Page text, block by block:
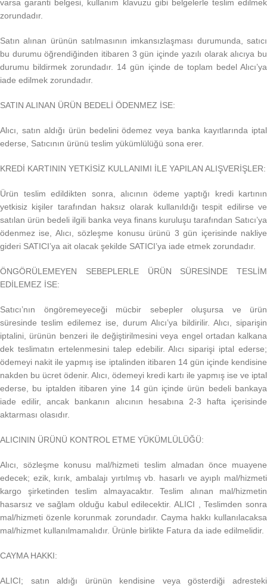
varsa garanti belgesi, kullanım klavuzu gibi belgelerle teslim edilmek
zorundadır.
Satın alınan ürünün satılmasının imkansızlaşması durumunda, satıcı
bu durumu öğrendiğinden itibaren 3 gün içinde yazılı olarak alıcıya bu
durumu bildirmek zorundadır. 14 gün içinde de toplam bedel Alıcı’ya
iade edilmek zorundadır.
SATIN ALINAN ÜRÜN BEDELİ ÖDENMEZ İSE:
Alıcı, satın aldığı ürün bedelini ödemez veya banka kayıtlarında iptal
ederse, Satıcının ürünü teslim yükümlülüğü sona erer.
KREDİ KARTININ YETKİSİZ KULLANIMI İLE YAPILAN ALIŞVERİŞLER:
Ürün teslim edildikten sonra, alıcının ödeme yaptığı kredi kartının
yetkisiz kişiler tarafından haksız olarak kullanıldığı tespit edilirse ve
satılan ürün bedeli ilgili banka veya finans kuruluşu tarafından Satıcı’ya
ödenmez ise, Alıcı, sözleşme konusu ürünü 3 gün içerisinde nakliye
gideri SATICI’ya ait olacak şekilde SATICI’ya iade etmek zorundadır.
ÖNGÖRÜLEMEYEN SEBEPLERLE ÜRÜN SÜRESİNDE TESLİM
EDİLEMEZ İSE:
Satıcı’nın öngöremeyeceği mücbir sebepler oluşursa ve ürün
süresinde teslim edilemez ise, durum Alıcı’ya bildirilir. Alıcı, siparişin
iptalini, ürünün benzeri ile değiştirilmesini veya engel ortadan kalkana
dek teslimatın ertelenmesini talep edebilir. Alıcı siparişi iptal ederse;
ödemeyi nakit ile yapmış ise iptalinden itibaren 14 gün içinde kendisine
nakden bu ücret ödenir. Alıcı, ödemeyi kredi kartı ile yapmış ise ve iptal
ederse, bu iptalden itibaren yine 14 gün içinde ürün bedeli bankaya
iade edilir, ancak bankanın alıcının hesabına 2-3 hafta içerisinde
aktarması olasıdır.
ALICININ ÜRÜNÜ KONTROL ETME YÜKÜMLÜLÜĞÜ:
Alıcı, sözleşme konusu mal/hizmeti teslim almadan önce muayene
edecek; ezik, kırık, ambalajı yırtılmış vb. hasarlı ve ayıplı mal/hizmeti
kargo şirketinden teslim almayacaktır. Teslim alınan mal/hizmetin
hasarsız ve sağlam olduğu kabul edilecektir. ALICI , Teslimden sonra
mal/hizmeti özenle korunmak zorundadır. Cayma hakkı kullanılacaksa
mal/hizmet kullanılmamalıdır. Ürünle birlikte Fatura da iade edilmelidir.
CAYMA HAKKI:
ALICI; satın aldığı ürünün kendisine veya gösterdiği adresteki